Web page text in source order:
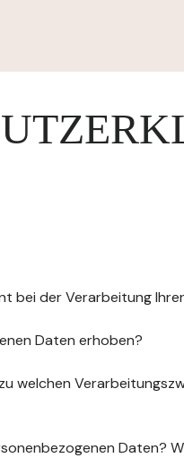
bei der Verarbeitung
Daten erhoben?
welchen
Daten?